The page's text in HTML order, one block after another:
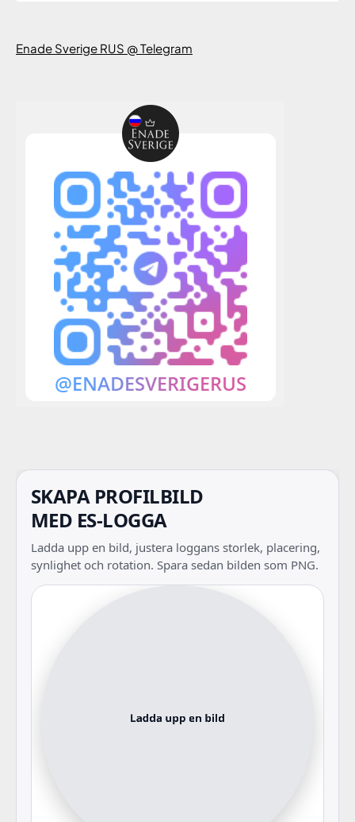
Enade Sverige RUS @ Telegram
SKAPA PROFILBILD
MED ES-LOGGA
Ladda upp en bild, justera loggans storlek, placering,
synlighet och rotation. Spara sedan bilden som PNG.